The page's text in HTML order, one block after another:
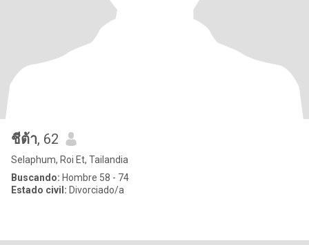
ชีต้า, 62
Selaphum, Roi Et, Tailandia
Buscando: Hombre 58 - 74
Estado civil: Divorciado/a